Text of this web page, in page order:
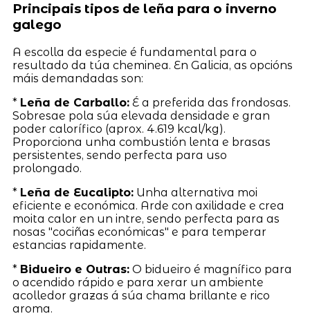
Principais tipos de leña para o inverno
galego
A escolla da especie é fundamental para o
resultado da túa cheminea. En Galicia, as opcións
máis demandadas son:
* Leña de Carballo:É a preferida das frondosas.
Sobresae pola súa elevada densidade e gran
poder calorífico (aprox. 4.619 kcal/kg).
Proporciona unha combustión lenta e brasas
persistentes, sendo perfecta para uso
prolongado.
* Leña de Eucalipto:Unha alternativa moi
eficiente e económica. Arde con axilidade e crea
moita calor en un intre, sendo perfecta para as
nosas "cociñas económicas" e para temperar
estancias rapidamente.
* Bidueiro e Outras:O bidueiro é magnífico para
o acendido rápido e para xerar un ambiente
acolledor grazas á súa chama brillante e rico
aroma.